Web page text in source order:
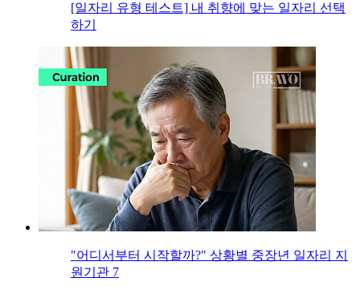
[일자리 유형 테스트] 내 취향에 맞는 일자리 선택
하기
"어디서부터 시작할까?" 상황별 중장년 일자리 지
원기관 7